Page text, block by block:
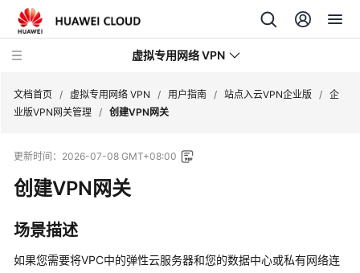
虚拟专用网络 VPN
新
动
态
产
品
介
文档首页 / 虚拟专用网络 VPN / 用户指南 / 站点入云VPN企业版 / 企
业版VPN网关管理 / 创建VPN网关
更新时间： 2026-07-08 GMT+08:00
创建VPN网关
场景描述
如果您需要将VPC中的弹性云服务器和您的数据中心或私有网络连